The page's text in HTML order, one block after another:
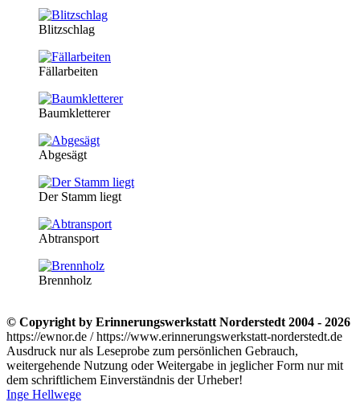
Blitzschlag
Fällarbeiten
Baumkletterer
Abgesägt
Der Stamm liegt
Abtransport
Brennholz
© Copyright by Erinnerungswerkstatt Norderstedt 2004 - 2026
https://ewnor.de / https://www.erinnerungswerkstatt-norderstedt.de
Ausdruck nur als Leseprobe zum persönlichen Gebrauch,
weitergehende Nutzung oder Weitergabe in jeglicher Form nur mit
dem schriftlichem Einverständnis der Urheber!
Inge Hellwege